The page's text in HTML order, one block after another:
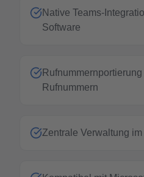
Native Teams-
Software
Rufnummern
Zentrale Verwaltung